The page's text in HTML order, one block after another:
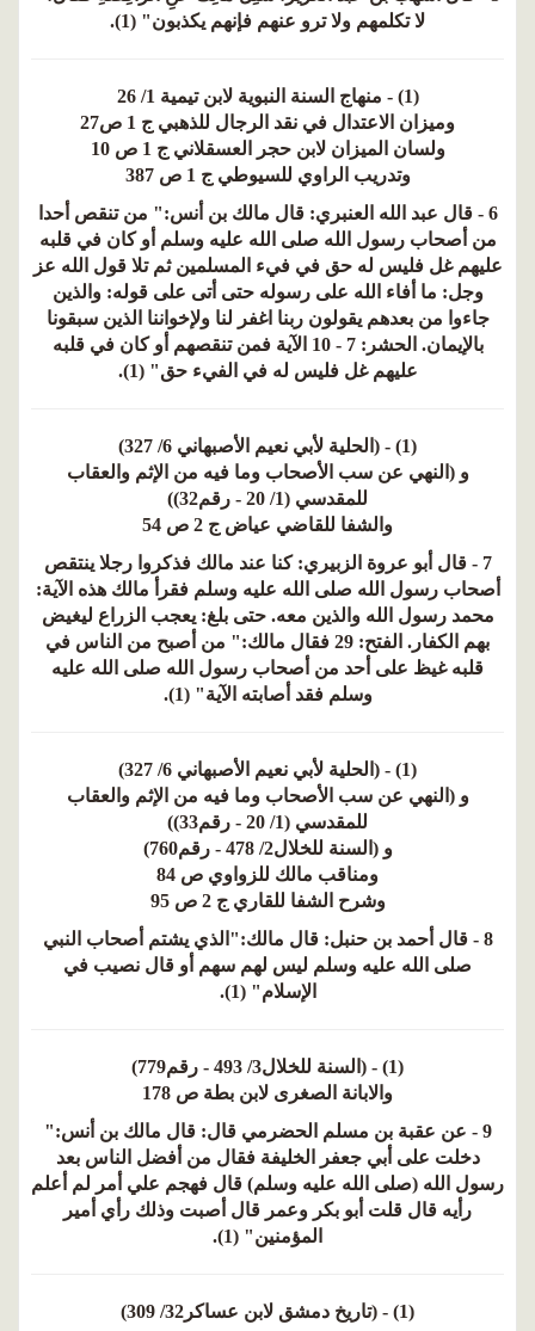
لا تكلمهم ولا ترو عنهم فإنهم يكذبون" (1).
(1) - منهاج السنة النبوية لابن تيمية 1/ 26
وميزان الاعتدال في نقد الرجال للذهبي ج 1 ص27
ولسان الميزان لابن حجر العسقلاني ج 1 ص 10
وتدريب الراوي للسيوطي ج 1 ص 387
6 - قال عبد الله العنبري: قال مالك بن أنس:" من تنقص أحدا
من أصحاب رسول الله صلى الله عليه وسلم أو كان في قلبه
عليهم غل فليس له حق في فيء المسلمين ثم تلا قول الله عز
وجل: ما أفاء الله على رسوله حتى أتى على قوله: والذين
جاءوا من بعدهم يقولون ربنا اغفر لنا ولإخواننا الذين سبقونا
بالإيمان. الحشر: 7 - 10 الآية فمن تنقصهم أو كان في قلبه
عليهم غل فليس له في الفيء حق" (1).
(1) - (الحلية لأبي نعيم الأصبهاني 6/ 327)
و (النهي عن سب الأصحاب وما فيه من الإثم والعقاب
للمقدسي (1/ 20 - رقم32))
والشفا للقاضي عياض ج 2 ص 54
7 - قال أبو عروة الزبيري: كنا عند مالك فذكروا رجلا ينتقص
أصحاب رسول الله صلى الله عليه وسلم فقرأ مالك هذه الآية:
محمد رسول الله والذين معه. حتى بلغ: يعجب الزراع ليغيض
بهم الكفار. الفتح: 29 فقال مالك:" من أصبح من الناس في
قلبه غيظ على أحد من أصحاب رسول الله صلى الله عليه
وسلم فقد أصابته الآية" (1).
(1) - (الحلية لأبي نعيم الأصبهاني 6/ 327)
و (النهي عن سب الأصحاب وما فيه من الإثم والعقاب
للمقدسي (1/ 20 - رقم33))
و (السنة للخلال2/ 478 - رقم760)
ومناقب مالك للزواوي ص 84
وشرح الشفا للقاري ج 2 ص 95
8 - قال أحمد بن حنبل: قال مالك:"الذي يشتم أصحاب النبي
صلى الله عليه وسلم ليس لهم سهم أو قال نصيب في
الإسلام" (1).
(1) - (السنة للخلال3/ 493 - رقم779)
والابانة الصغرى لابن بطة ص 178
9 - عن عقبة بن مسلم الحضرمي قال: قال مالك بن أنس:"
دخلت على أبي جعفر الخليفة فقال من أفضل الناس بعد
رسول الله (صلى الله عليه وسلم) قال فهجم علي أمر لم أعلم
رأيه قال قلت أبو بكر وعمر قال أصبت وذلك رأي أمير
المؤمنين" (1).
(1) - (تاريخ دمشق لابن عساكر32/ 309)